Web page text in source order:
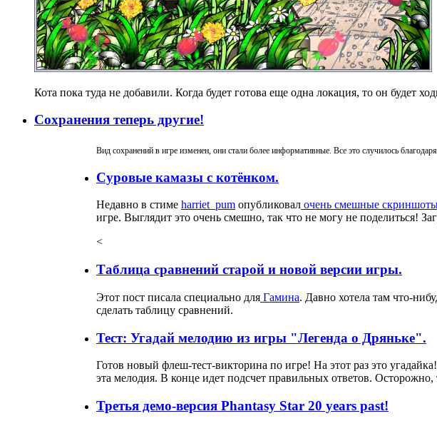
Кота пока туда не добавили. Когда будет готова еще одна локация, то он будет
Сохранения теперь другие!
Вид сохранений в игре изменен, они стали более информативные. Все это случилось
Суровые камазы с котёнком.
Недавно в стиме harriet_pum опубликовал очень смешные
игре. Выглядит это очень смешно, так что не могу не поделиться!
<
Таблица сравнений старой и новой версии игры.
Этот пост писала специально для Гамина. Давно хотела там что-
сделать таблицу сравнений.
Тест: Угадай мелодию из игры "Легенда о Дряньке".
Готов новый флеш-тест-викторина по игре! На этот раз это
эта мелодия. В конце идет подсчет правильных ответов. Осторожно,
Третья демо-версия Phantasy Star 20 years past!